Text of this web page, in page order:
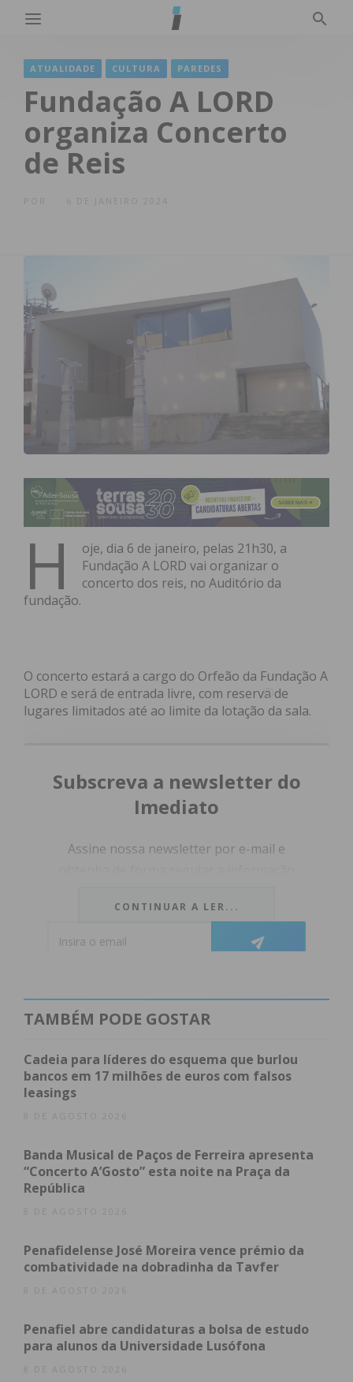
ATUALIDADE CULTURA PAREDES
Fundação A LORD
organiza Concerto
de Reis
6 DE JANEIRO 2024
H oje, dia 6 de janeiro, pelas 21h30, a
Fundação A LORD vai organizar o
concerto dos reis, no Auditório da
fundação.
O concerto estará a cargo do Orfeão da Fundação A
LORD e será de entrada livre, com reserva de
lugares limitados até ao limite da lotação da sala.
Subscreva a newsletter do
Imediato
Assine nossa newsletter por e-mail e
condições
CONTINUAR A LER...
TAMBÉM PODE GOSTAR
Cadeia para líderes do esquema que burlou
bancos em 17 milhões de euros com falsos
leasings
8 DE AGOSTO 2026
Banda Musical de Paços de Ferreira apresenta
“Concerto A’Gosto” esta noite na Praça da
República
8 DE AGOSTO 2026
Penafidelense José Moreira vence prémio da
combatividade na dobradinha da Tavfer
8 DE AGOSTO 2026
Penafiel abre candidaturas a bolsa de estudo
para alunos da Universidade Lusófona
8 DE AGOSTO 2026